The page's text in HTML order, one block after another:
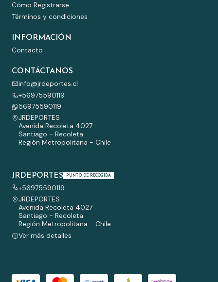
Cómo Registrarse
Términos y condiciones
INFORMACIÓN
Contacto
CONTÁCTANOS
info@jrdeportes.cl
+56975590119
56975590119
JRDEPORTES
Avenida Recoleta 4027
Santiago - Recoleta
Región Metropolitana - Chile
JRDEPORTES PUNTO DE RECOGIDA
+56975590119
JRDEPORTES
Avenida Recoleta 4027
Santiago - Recoleta
Región Metropolitana - Chile
Ver más detalles